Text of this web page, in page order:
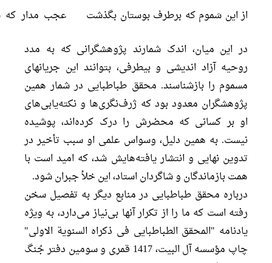
از این سَموم که برطرف بوستان بگذشت
عجب مدار که
در این میان، اندک شمارند پژوهشگرانی که به مدد
روحیه آزاد اندیشی و بیطرفی، بتوانند این جریانهای
مسموم را بازشناسند. محقق طباطبایی در شمار همین
پژوهشگران معدود بود که ژرف‌نگری‌ها و نکته‌یابی‌های
او بر کسانی که محضرش را درک کرده‌اند، پوشیده
نیست. به همین دلیل، وسواس علمی او سبب تأخیر در
تدوین نهایی و انتشار یافته‌هایش شد، که امید است با
همت بازماندگان و شاگردان استاد، این خلأ جبران شود.
درباره محقق طباطبایی در منابع دیگر به تفصیل سخن
رفته است که ما را از تکرار آنها بی‌نیاز می‌دارد، به ویژه
یادنامه "المحقق الطباطبایی فی ذکراه السنویة الاولی"
چاپ مؤسسه آل البیت، 1417 قمری و سومین دفتر جُنگ